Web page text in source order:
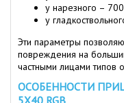
у нарезного –
у
Эти параметры
повреждения на
частными лицами типов
ОСОБЕННОСТИ
5Х40 RGB